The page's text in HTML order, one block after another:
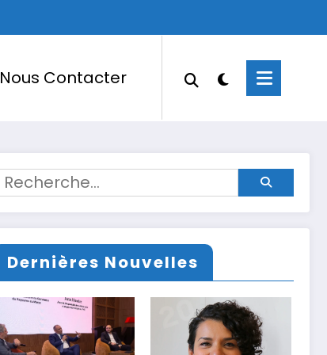
Nous Contacter
Dernières Nouvelles